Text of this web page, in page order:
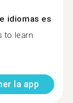
idiomas es
to learn
la app